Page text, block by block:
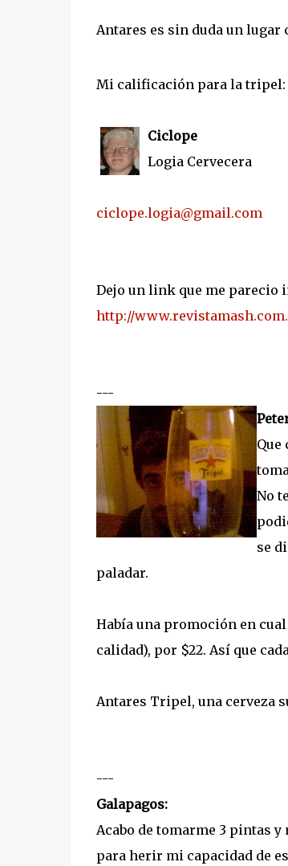
Antares es sin duda un
Mi calificación para la tripel:
Ciclope
Logia Cervecera
ciclope.logia@gmail.com
Dejo un link que me parecio
http://
---
Que
No
se
paladar.
Había una promoción en
calidad), por $22. Así que
Antares Tripel, una cerveza
---
Galapagos:
Acabo de tomarme 3 pintas
para herir mi capacidad de